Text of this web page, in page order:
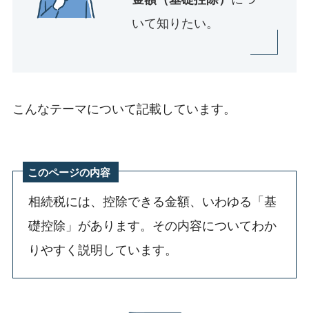
いて知りたい。
こんなテーマについて記載しています。
このページの内容
相続税には、控除できる金額、いわゆる「基
礎控除」があります。その内容についてわか
りやすく説明しています。